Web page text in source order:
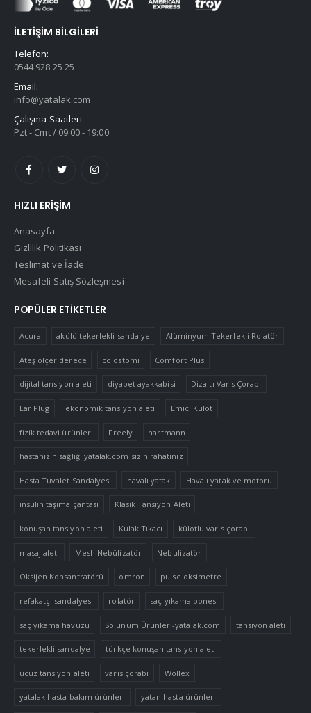
İLETIŞIM BILGILERI
Telefon:
0544 928 25 25
Email:
info@yatalak.com
Çalışma Saatleri:
Pzt - Cmt / 09:00 - 19:00
HIZLI ERIŞIM
Anasayfa
Gizlilik Politikası
Teslimat ve İade
Mesafeli Satış Sözleşmesi
POPÜLER ETIKETLER
Acura akülü tekerlekli sandalye Alüminyum Tekerlekli Rolatör
Ateş ölçer derece colostomi Comfort Plus
dijital tansiyon aleti diyabet ayakkabisi Dizaltı Varis Çorabı
Ear Plug ekonomik tansiyon aleti Emici Külot
fizik tedavi ürünleri Freely hartmann
hastanızın sağlığı yatalak.com sizin rahatınız
Hasta Tuvalet Sandalyesi havalı yatak Havalı yatak ve motoru
insülin taşıma çantası Klasik Tansiyon Aleti
konuşan tansiyon aleti Kulak Tıkacı külotlu varis çorabı
masaj aleti Mesh Nebülizatör Nebulizatör
Oksijen Konsantratörü omron pulse oksimetre
refakatçi sandalyesi rolatör saç yıkama bonesi
saç yıkama havuzu Solunum Ürünleri-yatalak.com tansiyon aleti
tekerlekli sandalye türkçe konuşan tansiyon aleti
ucuz tansiyon aleti varis çorabı Wollex
yatalak hasta bakım ürünleri yatan hasta ürünleri